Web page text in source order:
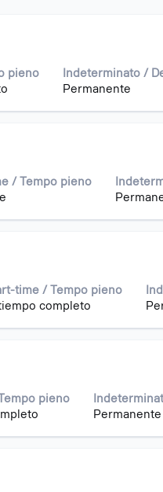
pieno
Indeterminato /
Permanente
/ Tempo pieno
time / Tempo pieno
completo
pieno
Permanente